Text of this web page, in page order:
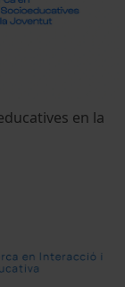
en la